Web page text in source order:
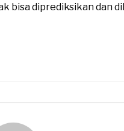
bisa diprediksikan dan